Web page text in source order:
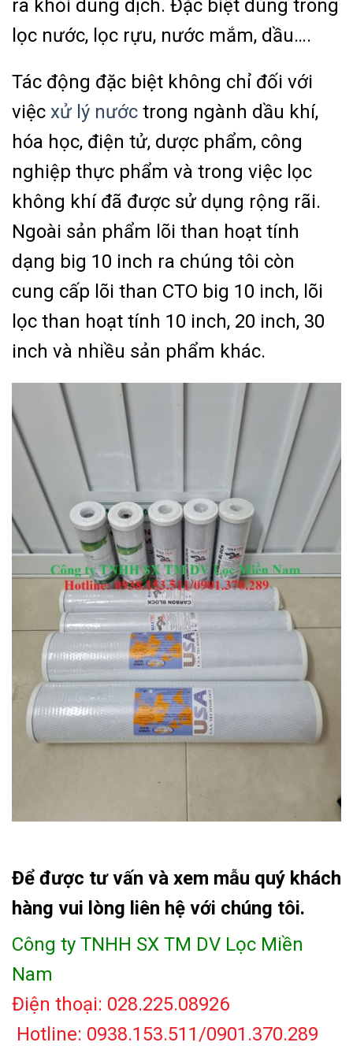
ra khỏi dung dịch. Đặc biệt dùng trong
lọc nước, lọc rựu, nước mắm, dầu….
Tác động đặc biệt không chỉ đối với
việc xử lý nước trong ngành dầu khí,
hóa học, điện tử, dược phẩm, công
nghiệp thực phẩm và trong việc lọc
không khí đã được sử dụng rộng rãi.
Ngoài sản phẩm lõi than hoạt tính
dạng big 10 inch ra chúng tôi còn
cung cấp lõi than CTO big 10 inch, lõi
lọc than hoạt tính 10 inch, 20 inch, 30
inch và nhiều sản phẩm khác.
Để được tư vấn và xem mẫu quý khách
hàng vui lòng liên hệ với chúng tôi.
Công ty TNHH SX TM DV Lọc Miền
Nam
Điện thoại: 028.225.08926
Hotline: 0938.153.511/0901.370.289